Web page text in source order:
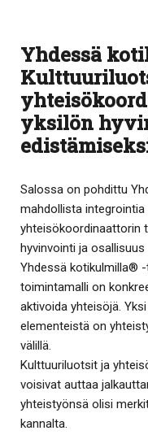
Yhdessä
yksilön
Salossa on pohdittu
mahdollista
yhteisökoordinaattorin
hyvinvointi ja
Yhdessä kotikulmilla®
toimintamalli on
aktivoida yhteisöjä.
elementeistä on
välillä.
Kulttuuriluotsit ja
voisivat auttaa
yhteistyönsä olisi
kannalta.